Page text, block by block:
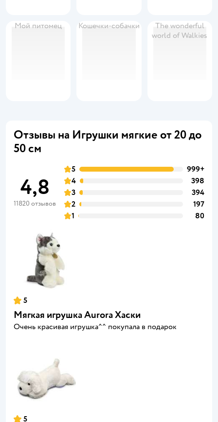
Мой питомец Кошечки-собачки
The wonderful
world of Walkies
Отзывы на Игрушки мягкие от 20 до
50 см
4,8
11820 отзывов
5
999+
4
398
3
394
2
197
1
80
5
Мягкая игрушка Aurora Хаски
Очень красивая игрушка^^ покупала в подарок
5